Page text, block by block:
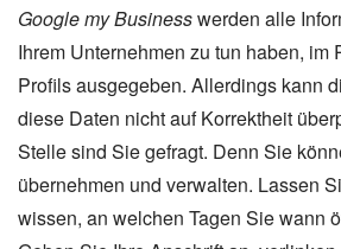
Google my Businesswerden alle
Ihrem Unternehmen zu tun haben, im
Profils ausgegeben. Allerdings kann
diese Daten nicht auf Korrektheit
Stelle sind Sie gefragt. Denn Sie
übernehmen und verwalten. Lassen
wissen, an welchen Tagen Sie wann